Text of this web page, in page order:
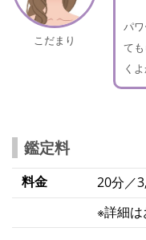
こだまり
パ
て
く
鑑定料
料金
20分／
※詳細は